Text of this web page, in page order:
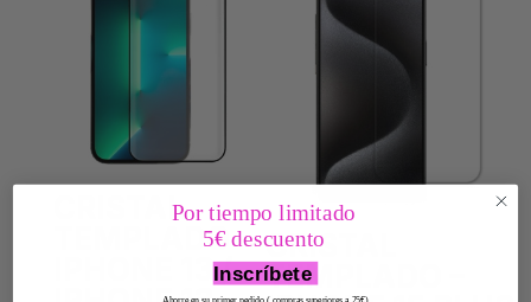
CRISTAL
TEMPLADO –
IPHONE 13 /
CRISTAL
TEMPLADO –
Por tiempo limitado
5€ descuento
Inscríbete
Ahorre en su primer pedido ( compras superiores a 25€)